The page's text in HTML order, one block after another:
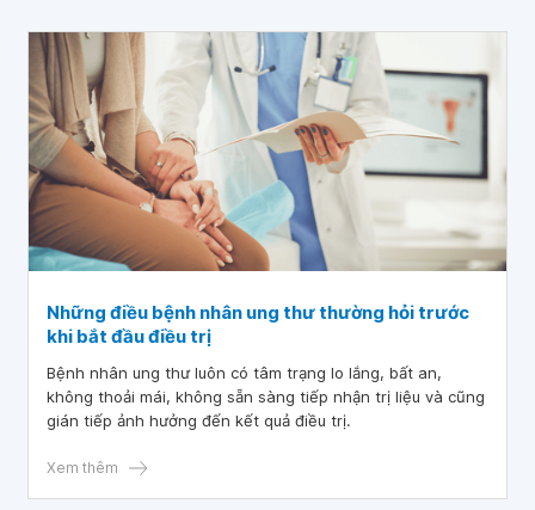
Những điều bệnh nhân ung thư thường hỏi trước
khi bắt đầu điều trị
Bệnh nhân ung thư luôn có tâm trạng lo lắng, bất an,
không thoải mái, không sẵn sàng tiếp nhận trị liệu và cũng
gián tiếp ảnh hưởng đến kết quả điều trị.
Xem thêm